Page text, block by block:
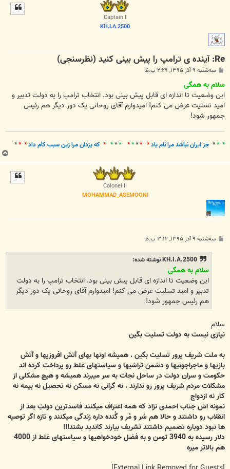
Captain I
KH.I.A.2500
Re: آینده ی ترامپ را پیش بینی کنید (نظرسنجی)
پ
ت
سه‌شنبه ۹ آذر ۱۳۹۵, ۲:۲۹ ب.ظ
سلام به همگی
این وضعیت تا اندازه ای قابل پیش بینی بود. انتخاب ترامپ را به دولت تدبیر و
امید تسلیت عرض می کنم! امیدوارم آقای روحانی یک دور دیگر هم رئیس
جمهور شود!
* *
* جز ايران نباشد مرا نام ياد* *
*
*
*
*
*
*
* که يزدان مرا زين سبب کام داد* *
*
ب
ا
Colonel II
MOHAMMAD_ASEMOONI
پ سه‌شنبه ۹ آذر ۱۳۹۵, ۳:۱۲ ب.ظ
KH.I.A.2500 نوشته شده:
سلام به همگی
این وضعیت تا اندازه ای قابل پیش بینی بود. انتخاب ترامپ را به دولت
تدبیر و امید تسلیت عرض می کنم! امیدوارم آقای روحانی یک دور دیگر
هم رئیس جمهور شود!
سلام
نیازی نیست به دولت تسلیت بگین
به ملت شریف پرور تسلیت بگین . همیشه اونها بهای آتش افروزیها و آتش
بازیها و ماجراجوئیها و دشمن تراشیها و سیاستهای غلط رو پرداخت کرده اند
حکومت و سران دولت در ساحل نجات به سر میبرند همیشه و هیچ مشکلی از
مشکلات مردم شریف پرور رو ندارند . نه گرانی نه مسکن نه تحصیل نه بیمه نه
کار نه ازدواج
نمونه اش جناب احمدی نژاد که همه اعتراف میکنند فاسدترین دولتِ بعد از
انقلاب رو داشتند و حالا هم سُر و مُر و گُنده داره زندگی میکنند و تازه اگر توصیه
ها نبود دوباره تصمیم داشتند تشریف بیارند کاندید بشند!!!
دلار رسیده به 3940 تومن و به فضل خودخواهیها و سیاستهای غلط از 4000
هم بالاتر میره